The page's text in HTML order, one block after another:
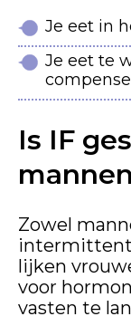
Je eet in
Je eet te
Is IF
Zowel
intermittent
lijken
voor
vasten te